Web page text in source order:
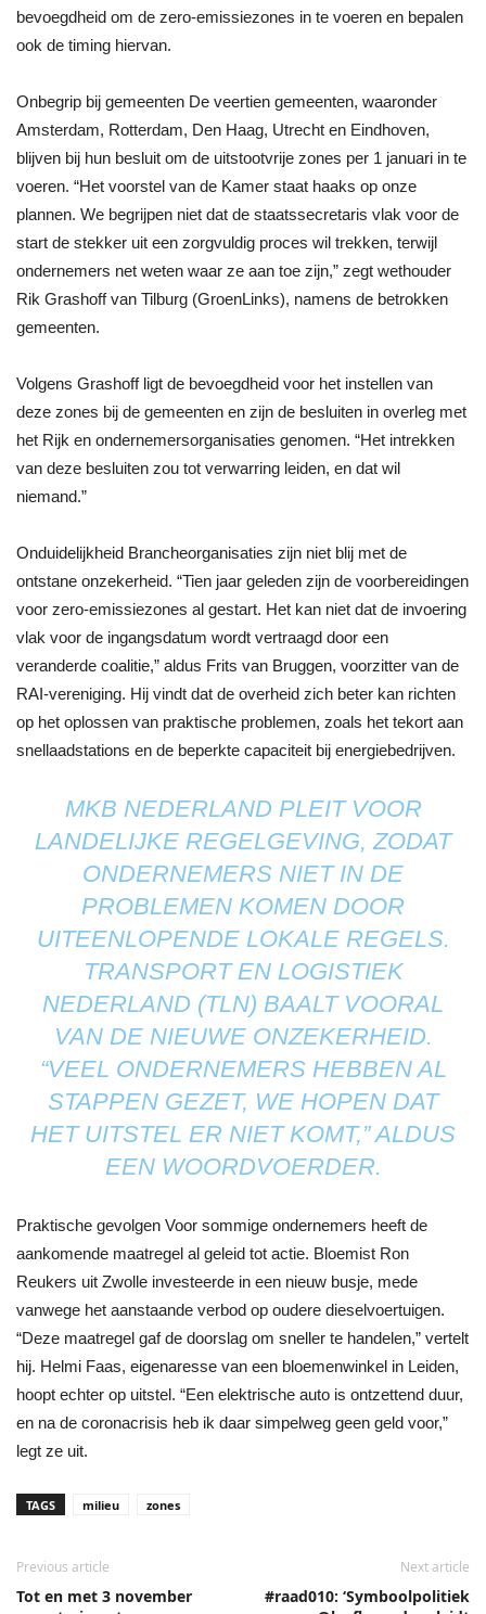
bevoegdheid om de zero-emissiezones in te voeren en bepalen
ook de timing hiervan.
Onbegrip bij gemeenten De veertien gemeenten, waaronder
Amsterdam, Rotterdam, Den Haag, Utrecht en Eindhoven,
blijven bij hun besluit om de uitstootvrije zones per 1 januari in te
voeren. “Het voorstel van de Kamer staat haaks op onze
plannen. We begrijpen niet dat de staatssecretaris vlak voor de
start de stekker uit een zorgvuldig proces wil trekken, terwijl
ondernemers net weten waar ze aan toe zijn,” zegt wethouder
Rik Grashoff van Tilburg (GroenLinks), namens de betrokken
gemeenten.
Volgens Grashoff ligt de bevoegdheid voor het instellen van
deze zones bij de gemeenten en zijn de besluiten in overleg met
het Rijk en ondernemersorganisaties genomen. “Het intrekken
van deze besluiten zou tot verwarring leiden, en dat wil
niemand.”
Onduidelijkheid Brancheorganisaties zijn niet blij met de
ontstane onzekerheid. “Tien jaar geleden zijn de voorbereidingen
voor zero-emissiezones al gestart. Het kan niet dat de invoering
vlak voor de ingangsdatum wordt vertraagd door een
veranderde coalitie,” aldus Frits van Bruggen, voorzitter van de
RAI-vereniging. Hij vindt dat de overheid zich beter kan richten
op het oplossen van praktische problemen, zoals het tekort aan
snellaadstations en de beperkte capaciteit bij energiebedrijven.
MKB NEDERLAND PLEIT VOOR
LANDELIJKE REGELGEVING, ZODAT
ONDERNEMERS NIET IN DE
PROBLEMEN KOMEN DOOR
UITEENLOPENDE LOKALE REGELS.
TRANSPORT EN LOGISTIEK
NEDERLAND (TLN) BAALT VOORAL
VAN DE NIEUWE ONZEKERHEID.
“VEEL ONDERNEMERS HEBBEN AL
STAPPEN GEZET, WE HOPEN DAT
HET UITSTEL ER NIET KOMT,” ALDUS
EEN WOORDVOERDER.
Praktische gevolgen Voor sommige ondernemers heeft de
aankomende maatregel al geleid tot actie. Bloemist Ron
Reukers uit Zwolle investeerde in een nieuw busje, mede
vanwege het aanstaande verbod op oudere dieselvoertuigen.
“Deze maatregel gaf de doorslag om sneller te handelen,” vertelt
hij. Helmi Faas, eigenaresse van een bloemenwinkel in Leiden,
hoopt echter op uitstel. “Een elektrische auto is ontzettend duur,
en na de coronacrisis heb ik daar simpelweg geen geld voor,”
legt ze uit.
TAGS milieu zones
Previous article
Tot en met 3 november
Next article
#raad010: ‘Symboolpolitiek